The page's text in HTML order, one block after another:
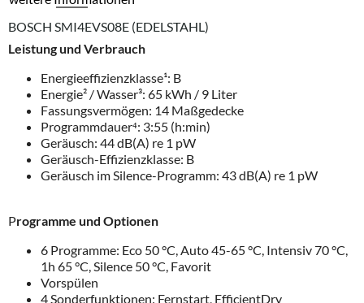
BOSCH SMI4EVS08E (EDELSTAHL)
Leistung und Verbrauch
Energieeffizienzklasse¹: B
Energie² / Wasser³: 65 kWh / 9 Liter
Fassungsvermögen: 14 Maßgedecke
Programmdauer⁴: 3:55 (h:min)
Geräusch: 44 dB(A) re 1 pW
Geräusch-Effizienzklasse: B
Geräusch im Silence-Programm: 43 dB(A) re 1 pW
Programme und Optionen
6 Programme: Eco 50 °C, Auto 45-65 °C, Intensiv 70 °C,
1h 65 °C, Silence 50 °C, Favorit
Vorspülen
4 Sonderfunktionen: Fernstart, EfficientDry